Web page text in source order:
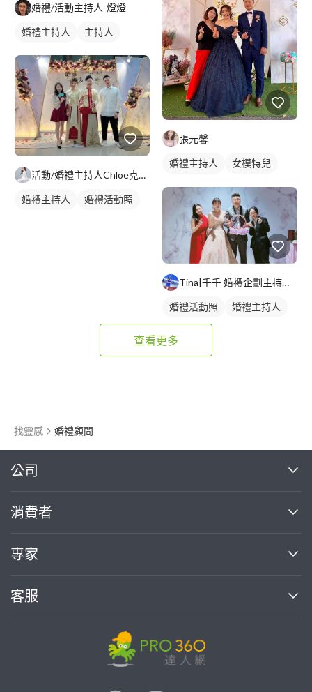
婚禮/活動主持人-燈燈
婚禮主持人 主持人
活動/婚禮主持人Chloe克蘿伊
婚禮主持人 婚禮活動照
張元馨
婚禮主持人
女模特兒
Tina|千千 婚禮企劃主持｜婚禮顧問｜春酒尾牙
婚禮活動照 婚禮主持人
查看更多
找靈感 婚禮顧問
公司
關於我們
部落格
加入我們
消費者
買服務
熱門服務
專家
案件中心
客服
繼續完成